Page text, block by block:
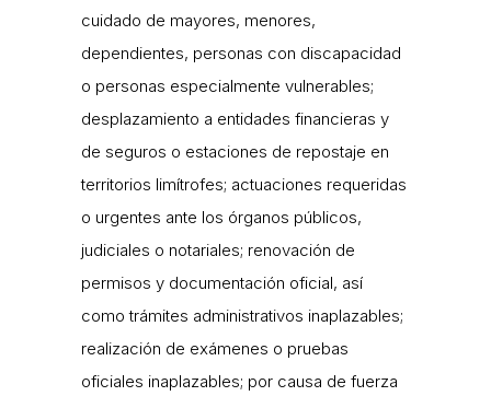
cuidado de mayores, menores,
dependientes, personas con discapacidad
o personas especialmente vulnerables;
desplazamiento a entidades financieras y
de seguros o estaciones de repostaje en
territorios limítrofes; actuaciones requeridas
o urgentes ante los órganos públicos,
judiciales o notariales; renovación de
permisos y documentación oficial, así
como trámites administrativos inaplazables;
realización de exámenes o pruebas
oficiales inaplazables; por causa de fuerza